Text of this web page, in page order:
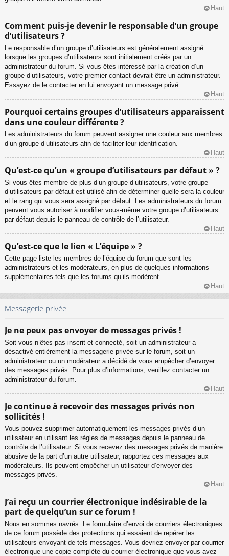
Haut
Comment puis-je devenir le responsable d’un groupe
d’utilisateurs ?
Le responsable d’un groupe d’utilisateurs est généralement assigné
lorsque les groupes d’utilisateurs sont initialement créés par un
administrateur du forum. Si vous êtes intéressé par la création d’un
groupe d’utilisateurs, votre premier contact devrait être un administrateur.
Essayez de le contacter en lui envoyant un message privé.
Haut
Pourquoi certains groupes d’utilisateurs apparaissent
dans une couleur différente ?
Les administrateurs du forum peuvent assigner une couleur aux membres
d’un groupe d’utilisateurs afin de faciliter leur identification.
Haut
Qu’est-ce qu’un « groupe d’utilisateurs par défaut » ?
Si vous êtes membre de plus d’un groupe d’utilisateurs, votre groupe
d’utilisateurs par défaut est utilisé afin de déterminer quelle sera la couleur
et le rang qui vous sera assigné par défaut. Les administrateurs du forum
peuvent vous autoriser à modifier vous-même votre groupe d’utilisateurs
par défaut depuis le panneau de contrôle de l’utilisateur.
Haut
Qu’est-ce que le lien « L’équipe » ?
Cette page liste les membres de l’équipe du forum que sont les
administrateurs et les modérateurs, en plus de quelques informations
supplémentaires tels que les forums qu’ils modèrent.
Haut
Messagerie privée
Je ne peux pas envoyer de messages privés !
Soit vous n’êtes pas inscrit et connecté, soit un administrateur a
désactivé entièrement la messagerie privée sur le forum, soit un
administrateur ou un modérateur a décidé de vous empêcher d’envoyer
des messages privés. Pour plus d’informations, veuillez contacter un
administrateur du forum.
Haut
Je continue à recevoir des messages privés non
sollicités !
Vous pouvez supprimer automatiquement les messages privés d’un
utilisateur en utilisant les règles de messages depuis le panneau de
contrôle de l’utilisateur. Si vous recevez des messages privés de manière
abusive de la part d’un autre utilisateur, rapportez ces messages aux
modérateurs. Ils peuvent empêcher un utilisateur d’envoyer des
messages privés.
Haut
J’ai reçu un courrier électronique indésirable de la
part de quelqu’un sur ce forum !
Nous en sommes navrés. Le formulaire d’envoi de courriers électroniques
de ce forum possède des protections qui essaient de repérer les
utilisateurs envoyant de tels messages. Vous devriez envoyer par courrier
électronique une copie complète du courrier électronique que vous avez